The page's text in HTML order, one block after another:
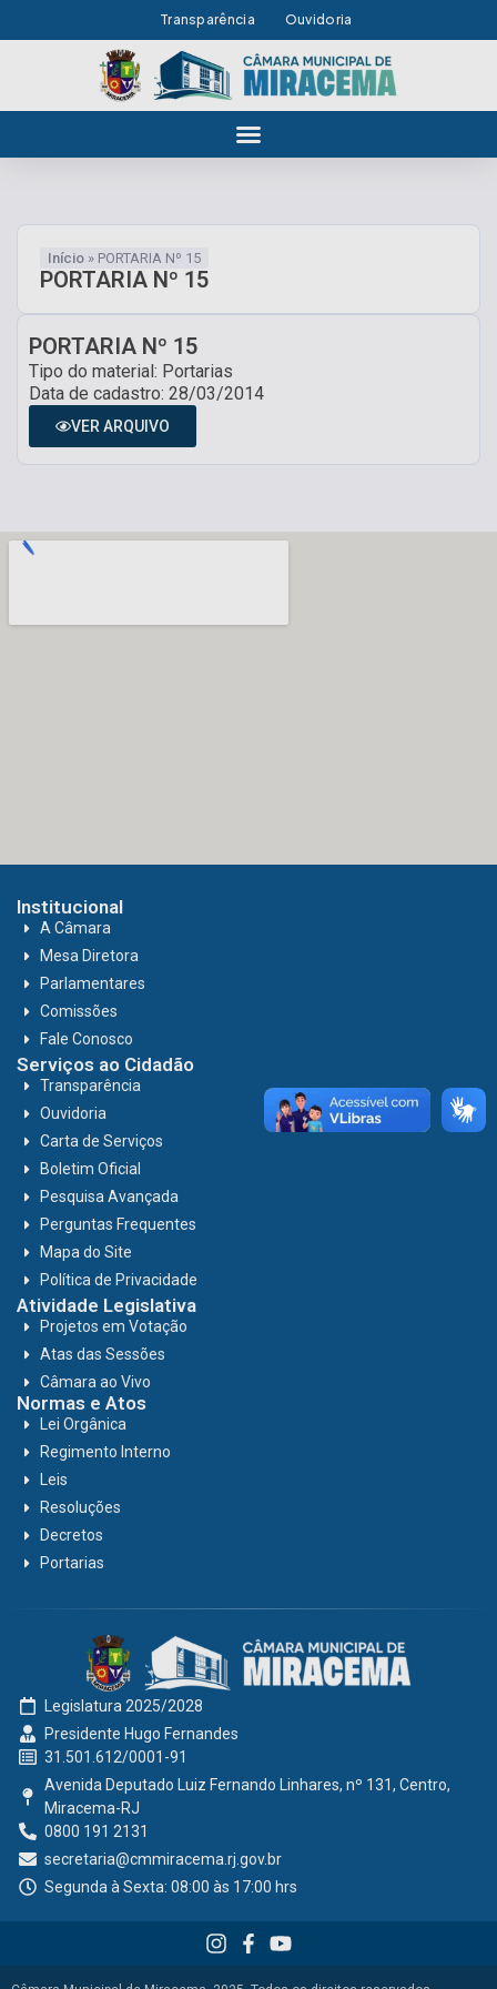
Transparência Ouvidoria
Início » PORTARIA Nº 15
PORTARIA Nº 15
PORTARIA Nº 15
Tipo do material: Portarias
Data de cadastro: 28/03/2014
VER ARQUIVO
Institucional
A Câmara
Mesa Diretora
Parlamentares
Comissões
Fale Conosco
Serviços ao Cidadão
Transparência
Ouvidoria
Carta de Serviços
Boletim Oficial
Pesquisa Avançada
Perguntas Frequentes
Mapa do Site
Política de Privacidade
Atividade Legislativa
Projetos em Votação
Atas das Sessões
Câmara ao Vivo
Normas e Atos
Lei Orgânica
Regimento Interno
Leis
Resoluções
Decretos
Portarias
Legislatura 2025/2028
Presidente Hugo Fernandes
31.501.612/0001-91
Avenida Deputado Luiz Fernando Linhares, nº 131, Centro,
Miracema-RJ
0800 191 2131
secretaria@cmmiracema.rj.gov.br
Segunda à Sexta: 08:00 às 17:00 hrs